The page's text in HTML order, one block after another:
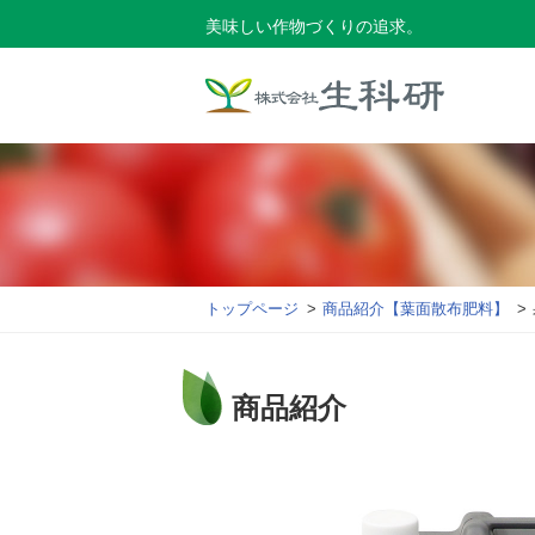
美味しい作物づくりの追求。
トップページ 商品紹介【葉面散布肥料】
商品紹介